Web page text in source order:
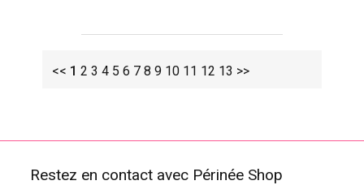
<< 1 2 3 4 5 6 7 8 9 10 11 12 13 >>
Restez en contact avec Périnée Shop